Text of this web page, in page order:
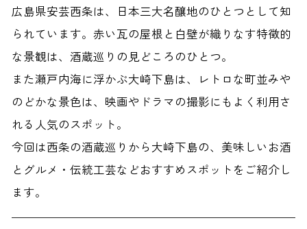
広島県安芸西条は、日本三大名釀地のひとつとして知
られています。赤い瓦の屋根と白壁が織りなす特徴的
な景観は、酒蔵巡りの見どころのひとつ。
また瀬戸内海に浮かぶ大崎下島は、レトロな町並みや
のどかな景色は、映画やドラマの撮影にもよく利用さ
れる人気のスポット。
今回は西条の酒蔵巡りから大崎下島の、美味しいお酒
とグルメ・伝統工芸などおすすめスポットをご紹介し
ます。